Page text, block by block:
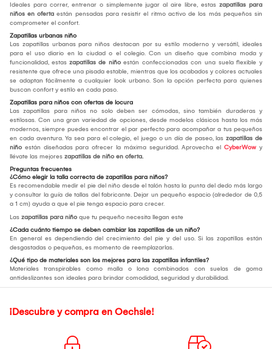
Ideales para correr, entrenar o simplemente jugar al aire libre, estas zapatillas para
niños en oferta están pensadas para resistir el ritmo activo de los más pequeños sin
comprometer el confort.
Zapatillas urbanas niño
Las zapatillas urbanas para niños destacan por su estilo moderno y versátil, ideales
para el uso diario en la ciudad o el colegio. Con un diseño que combina moda y
funcionalidad, estas zapatillas de niño están confeccionadas con una suela flexible y
resistente que ofrece una pisada estable, mientras que los acabados y colores actuales
se adaptan fácilmente a cualquier look urbano. Son la opción perfecta para quienes
buscan confort y estilo en cada paso.
Zapatillas para niños con ofertas de locura
Las zapatillas para niños no solo deben ser cómodas, sino también duraderas y
estilosas. Con una gran variedad de opciones, desde modelos clásicos hasta los más
modernos, siempre puedes encontrar el par perfecto para acompañar a tus pequeños
en cada aventura. Ya sea para el colegio, el juego o un día de paseo, las zapatillas de
niño están diseñadas para ofrecer la máxima seguridad. Aprovecha el CyberWow y
llévate las mejores zapatillas de niño en oferta.
Preguntas frecuentes
¿Cómo elegir la talla correcta de zapatillas para niños?
Es recomendable medir el pie del niño desde el talón hasta la punta del dedo más largo
y consultar la guía de tallas del fabricante. Dejar un pequeño espacio (alrededor de 0,5
a 1 cm) ayuda a que el pie tenga espacio para crecer.
Las zapatillas para niño que tu pequeño necesita llegan este
¿Cada cuánto tiempo se deben cambiar las zapatillas de un niño?
En general es dependiendo del crecimiento del pie y del uso. Si las zapatillas están
desgastadas o pequeñas, es momento de reemplazarlas.
¿Qué tipo de materiales son los mejores para las zapatillas infantiles?
Materiales transpirables como malla o lona combinados con suelas de goma
antideslizantes son ideales para brindar comodidad, seguridad y durabilidad.
¡Descubre y compra en Oechsle!